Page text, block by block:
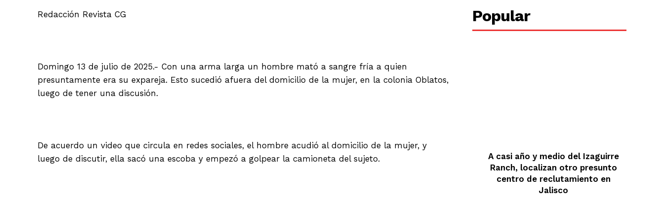
Redacción Revista CG
Domingo 13 de julio de 2025.- Con una arma larga un hombre mató a sangre fría a quien
presuntamente era su expareja. Esto sucedió afuera del domicilio de la mujer, en la colonia Oblatos,
luego de tener una discusión.
De acuerdo un video que circula en redes sociales, el hombre acudió al domicilio de la mujer, y
luego de discutir, ella sacó una escoba y empezó a golpear la camioneta del sujeto.
Popular
A casi año y medio del Izaguirre
Ranch, localizan otro presunto
centro de reclutamiento en
Jalisco